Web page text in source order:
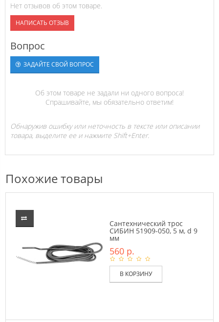
Нет отзывов об этом товаре.
НАПИСАТЬ ОТЗЫВ
Вопрос
ЗАДАЙТЕ СВОЙ ВОПРОС
Об этом товаре не задали ни одного вопроса!
Спрашивайте, мы обязательно ответим!
Обнаружив ошибку или неточность в тексте или описании
товара, выделите ее и нажмите Shift+Enter.
Похожие товары
Сантехнический трос
СИБИН 51909-050, 5 м, d 9
мм
560 р.
В КОРЗИНУ